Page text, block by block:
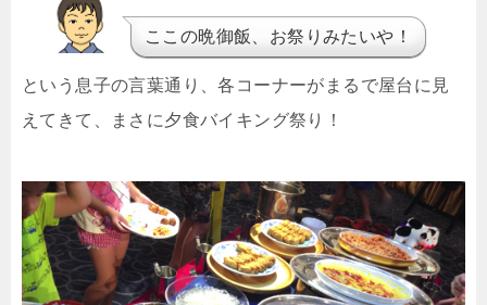
ここの晩御飯、お祭りみたいや！
という息子の言葉通り、各コーナーがまるで屋台に見
えてきて、まさに夕食バイキング祭り！